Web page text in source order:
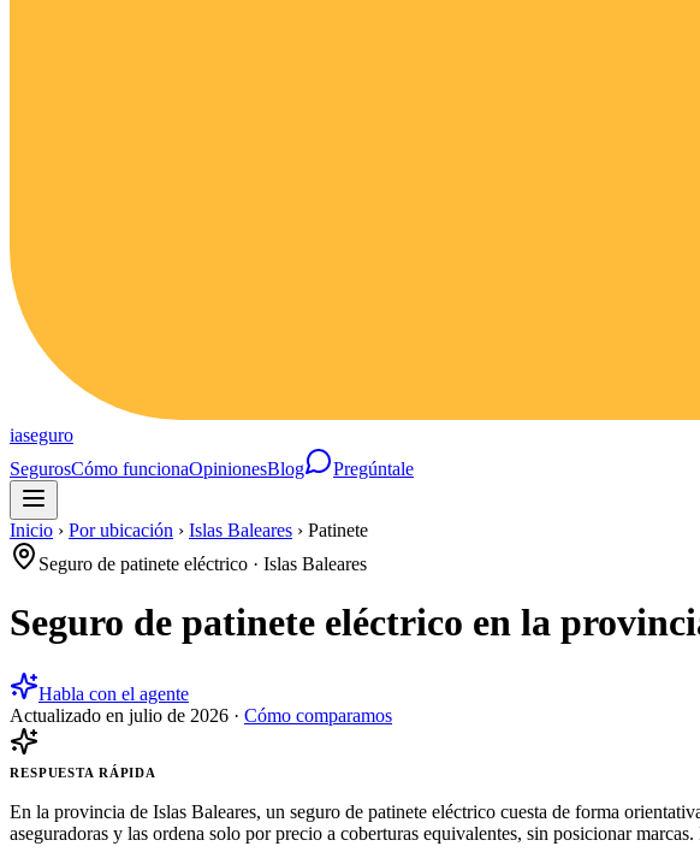
iaseguro
SegurosCómo funcionaOpinionesBlog Pregúntale
Inicio › Por ubicación › Islas Baleares › Patinete
Seguro de patinete eléctrico · Islas Baleares
Seguro de patinete eléctrico en la
Habla con el agente
Actualizado en julio de 2026 · Cómo comparamos
RESPUESTA RÁPIDA
En la provincia de Islas Baleares, un seguro de patinete eléctrico cuesta de forma
aseguradoras y las ordena solo por precio a coberturas equivalentes, sin posicionar